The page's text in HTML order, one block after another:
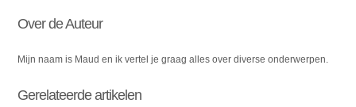
Over de Auteur
Mijn naam is Maud en ik vertel je graag alles over diverse onderwerpen.
Gerelateerde artikelen